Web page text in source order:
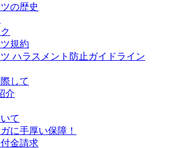
の歴史
規約
ハラスメント防止ガイドライン
して
介
て
に手厚い保障！
金請求